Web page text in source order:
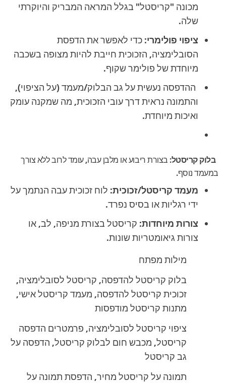
מכונה "קריסטל" בגלל המראה המבריק והיוקרתי
שלה.
ציפוי פולימרי: כדי לאפשר את הדפסת
הסובלימציה, הזכוכית חייבת להיות מצופה בשכבה
מיוחדת של פולימר שקוף.
ההדפסה נעשית על גב הבלוק/מעמד (על הציפוי),
והתמונה נראית דרך עובי הזכוכית, מה שמקנה עומק
ואיכות מיוחדת.
בלוק קריסטל: בצורת ריבוע או מלבן עבה, עומד לרוב ללא צורך
במעמד נוסף.
מעמד קריסטל/זכוכית: לוח זכוכית עבה הנתמך על
ידי רגליות או בסיס נפרד.
צורות מיוחדות: קריסטל בצורת מניפה, לב, או
צורות גיאומטריות שונות.
מילות מפתח
בלוק קריסטל להדפסה, קריסטל לסובלימציה,
זכוכית קריסטל להדפסה, מעמד קריסטל אישי,
מתנות קריסטל מודפסות
ציפוי קריסטל לסובלימציה, פרמטרים הדפסה
קריסטל, מכבש חום לבלוק קריסטל, הדפסה על
גב קריסטל
תמונה על קריסטל מחיר, הדפסת תמונה על